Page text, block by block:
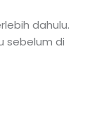
dahulu.
sebelum di